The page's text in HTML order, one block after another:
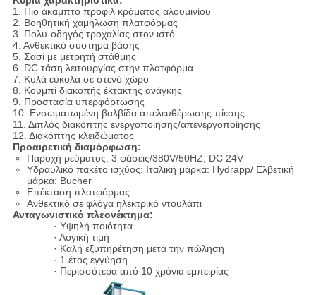
1. Πιο άκαμπτο προφίλ κράματος αλουμινίου
2. Βοηθητική χαμήλωση πλατφόρμας
3. Πολυ-οδηγός τροχαλίας στον ιστό
4. Ανθεκτικό σύστημα βάσης
5. Σασί με μετρητή στάθμης
6. DC τάση λειτουργίας στην πλατφόρμα
7. Κυλά εύκολα σε στενό χώρο
8. Κουμπί διακοπής έκτακτης ανάγκης
9. Προστασία υπερφόρτωσης
10. Ενσωματωμένη βαλβίδα απελευθέρωσης πίεσης
11. Διπλός διακόπτης ενεργοποίησης/απενεργοποίησης
12. Διακόπτης κλειδώματος
Προαιρετική διαμόρφωση:
Παροχή ρεύματος: 3 φάσεις/380V/50HZ; DC 24V
Υδραυλικό πακέτο ισχύος: Ιταλική μάρκα: Hydrapp/ Ελβετική
μάρκα: Bucher
Επέκταση πλατφόρμας
Ανθεκτικό σε φλόγα ηλεκτρικό ντουλάπι
Ανταγωνιστικό πλεονέκτημα:
· Υψηλή ποιότητα
· Λογική τιμή
· Καλή εξυπηρέτηση μετά την πώληση
· 1 έτος εγγύηση
· Περισσότερα από 10 χρόνια εμπειρίας